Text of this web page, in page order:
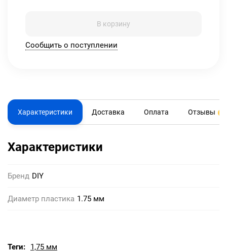
В корзину
Сообщить о поступлении
Характеристики Доставка Оплата Отзывы
Характеристики
Бренд DIY
Диаметр пластика 1.75 мм
Теги: 1,75 мм